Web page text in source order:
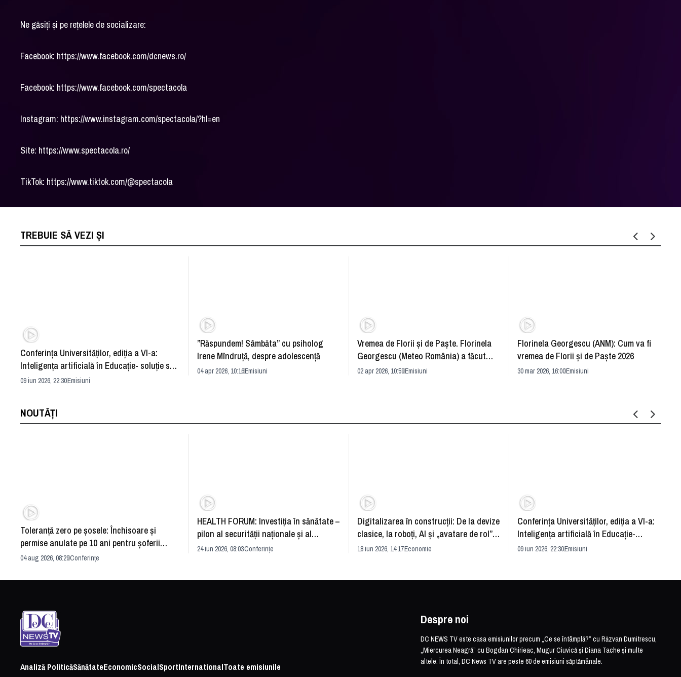
Ne găsiți și pe rețelele de socializare:
Facebook: https://www.facebook.com/dcnews.ro/
Facebook: https://www.facebook.com/spectacola
Instagram: https://www.instagram.com/spectacola/?hl=en
Site: https://www.spectacola.ro/
TikTok: https://www.tiktok.com/@spectacola
TREBUIE SĂ VEZI ȘI
Conferința Universităților, ediția a VI-a:
Inteligența artificială în Educație- soluție sau
problemă?
09 iun 2026, 22:30Emisiuni
”Răspundem! Sâmbăta” cu psiholog
Irene Mîndruță, despre adolescență
04 apr 2026, 10:16Emisiuni
Vremea de Florii și de Paște. Florinela
Georgescu (Meteo România) a făcut
prognoza
02 apr 2026, 10:59Emisiuni
Florinela Georgescu (ANM): Cum va fi
vremea de Florii și de Paște 2026
30 mar 2026, 16:00Emisiuni
NOUTĂȚI
Toleranță zero pe șosele: Închisoare și
permise anulate pe 10 ani pentru șoferii
iresponsabili
04 aug 2026, 08:29Conferințe
HEALTH FORUM: Investiția în sănătate –
pilon al securității naționale și al
dezvoltării economice
24 iun 2026, 08:03Conferințe
Digitalizarea în construcții: De la devize
clasice, la roboți, AI și „avatare de rol”.
România și redefinirea industriei
18 iun 2026, 14:17Economie
Conferința Universităților, ediția a VI-a:
Inteligența artificială în Educație-
soluție sau problemă?
09 iun 2026, 22:30Emisiuni
Analiză PoliticăSănătateEconomicSocialSportInternationalToate emisiunile
Despre noi
DC NEWS TV este casa emisiunilor precum „Ce se întâmplă?” cu Răzvan Dumitrescu,
„Miercurea Neagră” cu Bogdan Chirieac, Mugur Ciuvică și Diana Tache și multe
altele. În total, DC News TV are peste 60 de emisiuni săptămânale.